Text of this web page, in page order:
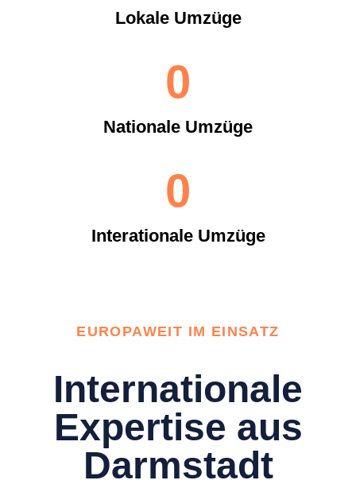
Lokale Umzüge
Nationale Umzüge
0
Interationale Umzüge
0
EUROPAWEIT IM EINSATZ
Internationale
Expertise aus
Darmstadt